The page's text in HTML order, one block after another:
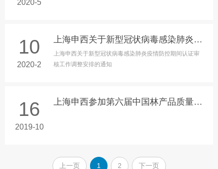
2020-5
10
2020-2
上海申西关于新型冠状病毒感染肺炎疫情防控期间认证审核工作调整安排的通知
上海申西关于新型冠状病毒感染肺炎疫情防控期间认证审
核工作调整安排的通知
16
2019-10
上海申西参加第六届中国林产品质量与标准化研讨会
上一页 1 2 下一页